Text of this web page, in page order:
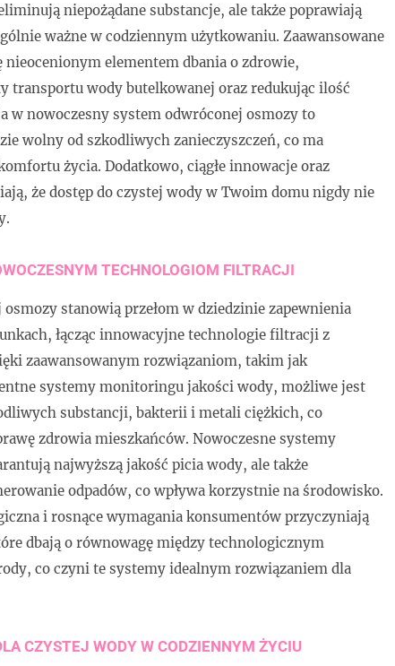
niepożądane substancje, ale także poprawiają
ważne w codziennym użytkowaniu. Zaawansowane
elementem dbania o zdrowie,
transportu wody butelkowanej oraz redukując ilość
w nowoczesny system odwróconej osmozy to
wolny od szkodliwych zanieczyszczeń, co ma
życia. Dodatkowo, ciągłe innowacje oraz
że dostęp do czystej wody w Twoim domu nigdy nie
TECHNOLOGIOM FILTRACJI
stanowią przełom w dziedzinie zapewnienia
łącząc innowacyjne technologie filtracji z
zaawansowanym rozwiązaniom, takim jak
systemy monitoringu jakości wody, możliwe jest
substancji, bakterii i metali ciężkich, co
zdrowia mieszkańców. Nowoczesne systemy
najwyższą jakość picia wody, ale także
odpadów, co wpływa korzystnie na środowisko.
i rosnące wymagania konsumentów przyczyniają
dbają o równowagę między technologicznym
co czyni te systemy idealnym rozwiązaniem dla
CZYSTEJ WODY W CODZIENNYM ŻYCIU